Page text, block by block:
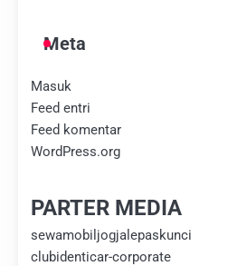
Meta
Masuk
Feed entri
Feed komentar
WordPress.org
PARTER MEDIA
sewamobiljogjalepaskunci
clubidenticar-corporate